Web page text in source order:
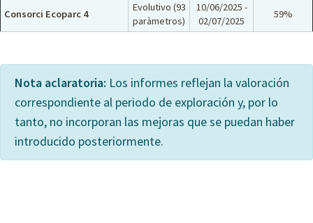
Consorci Ecoparc 4
Evolutivo (93
paràmetros)
10/06/2025 -
02/07/2025
59%
Nota aclaratoria: Los informes reflejan la valoración
correspondiente al periodo de exploración y, por lo
tanto, no incorporan las mejoras que se puedan haber
introducido posteriormente.